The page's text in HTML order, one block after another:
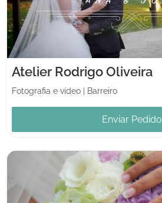
Atelier Rodrigo Oliveira
Fotografia e vídeo Barreiro
Enviar Pedido